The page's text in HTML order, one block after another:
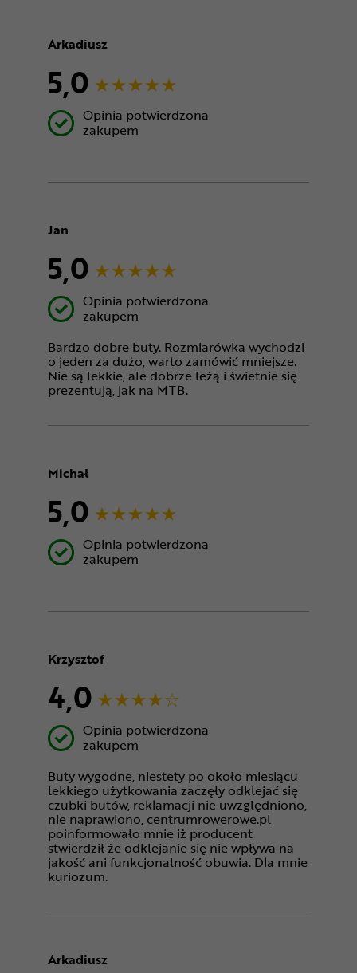
Arkadiusz
5,0
Opinia potwierdzona
zakupem
Jan
5,0
Opinia potwierdzona
zakupem
Bardzo dobre buty. Rozmiarówka wychodzi
o jeden za dużo, warto zamówić mniejsze.
Nie są lekkie, ale dobrze leżą i świetnie się
prezentują, jak na MTB.
Michał
5,0
Opinia potwierdzona
zakupem
Krzysztof
4,0
Opinia potwierdzona
zakupem
Buty wygodne, niestety po około miesiącu
lekkiego użytkowania zaczęły odklejać się
czubki butów, reklamacji nie uwzględniono,
nie naprawiono, centrumrowerowe.pl
poinformowało mnie iż producent
stwierdził że odklejanie się nie wpływa na
jakość ani funkcjonalność obuwia. Dla mnie
kuriozum.
Arkadiusz